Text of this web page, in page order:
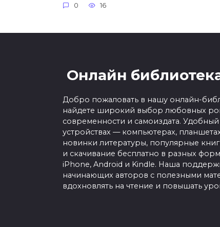
0 16
Онлайн
Добро пожаловать в нашу онлайн-
найдете широкий выбор любовных
современности и самоиздата.
устройствах — компьютерах,
новинки литературы, популярные
и скачивание бесплатно в разных
iPhone, Android и Kindle. Наша
начинающих авторов с полезными
вдохновлять на чтение и повышать